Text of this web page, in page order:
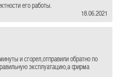
его работы.
18.06.2021
и сгорел,отправили обратно по
эксплуатацию,а фирма